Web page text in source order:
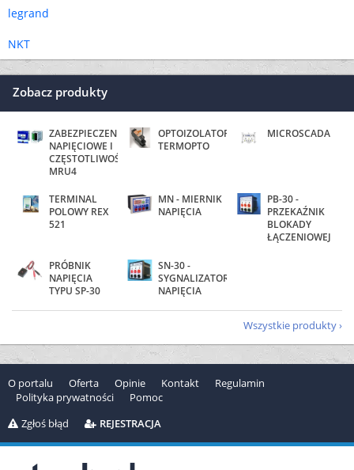
legrand
NKT
Zobacz produkty
ZABEZPIECZENIE
NAPIĘCIOWE I
CZĘSTOTLIWOŚCIOWE
MRU4
OPTOIZOLATORY
TERMOPTO
MICROSCADA
TERMINAL
POLOWY REX
521
MN - MIERNIK
NAPIĘCIA
PB-30 -
PRZEKAŹNIK
BLOKADY
ŁĄCZENIOWEJ
PRÓBNIK
NAPIĘCIA
TYPU SP-30
SN-30 -
SYGNALIZATOR
NAPIĘCIA
Wszystkie produkty
O portalu Oferta Opinie Kontakt
Regulamin
Polityka prywatności
Pomoc
Zgłoś błąd
REJESTRACJA